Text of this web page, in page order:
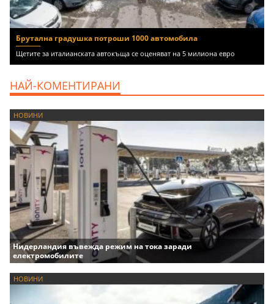
Брутална градушка потроши 1000 автомобила
Щетите за италианската автокъща се оценяват на 5 милиона евро
НАЙ-КОМЕНТИРАНИ
НОВИНИ
Нидерландия въвежда режим на тока заради
електромобилите
НОВИНИ